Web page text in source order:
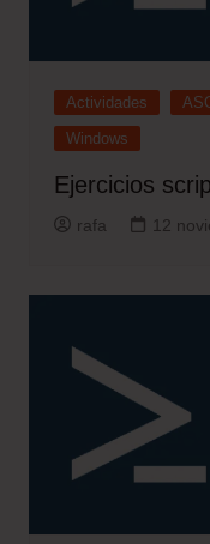
Actividades
Windows
Ejercicios
rafa 12